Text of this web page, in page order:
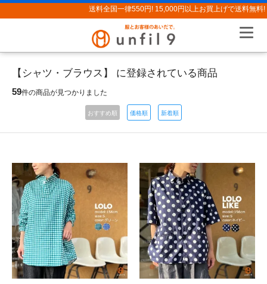
送料全国一律550円! 15,000円以上お買上げで送料無料!
【シャツ・ブラウス】 に登録されている商品
59件の商品が見つかりました
おすすめ順 価格順 新着順